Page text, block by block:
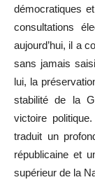
démocratiques
consultations
aujourd’hui, il a
sans jamais
lui, la
stabilité de la
victoire
traduit un
républicaine et
supérieur de la